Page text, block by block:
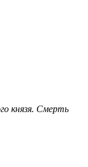
князя. Смерть